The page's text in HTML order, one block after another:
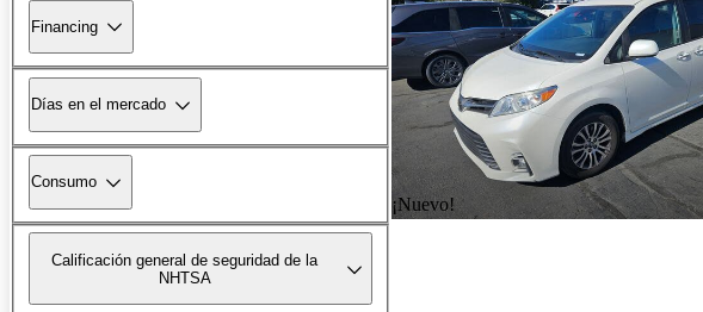
Financing
Días en el mercado
Consumo
Calificación general de seguridad de la
NHTSA
¡Nuevo!